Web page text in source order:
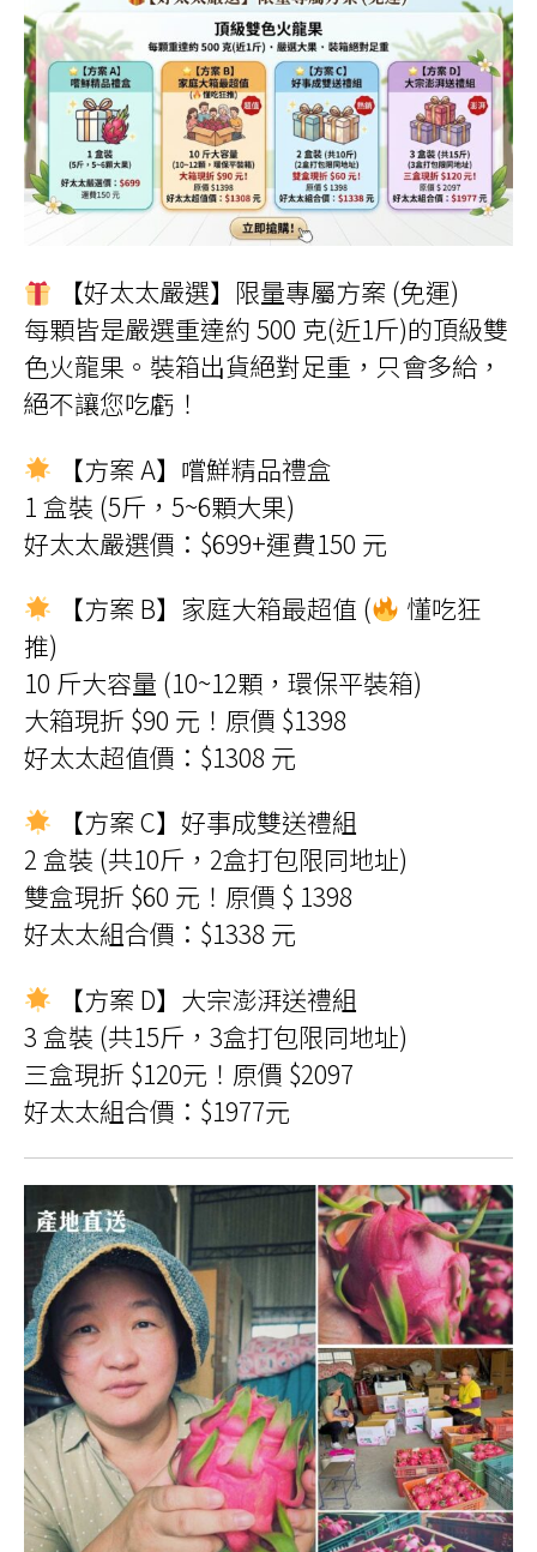
【好太太嚴選】限量專屬方案 (免運)
每顆皆是嚴選重達約 500 克(近1斤)的頂級雙
色火龍果。裝箱出貨絕對足重，只會多給，
絕不讓您吃虧！
【方案 A】嚐鮮精品禮盒
1 盒裝 (5斤，5~6顆大果)
好太太嚴選價：$699+運費150 元
【方案 B】家庭大箱最超值 (
懂吃狂
推)
10 斤大容量 (10~12顆，環保平裝箱)
大箱現折 $90 元！原價 $1398
好太太超值價：$1308 元
【方案 C】好事成雙送禮組
2 盒裝 (共10斤，2盒打包限同地址)
雙盒現折 $60 元！原價 $ 1398
好太太組合價：$1338 元
【方案 D】大宗澎湃送禮組
3 盒裝 (共15斤，3盒打包限同地址)
三盒現折 $120元！原價 $2097
好太太組合價：$1977元